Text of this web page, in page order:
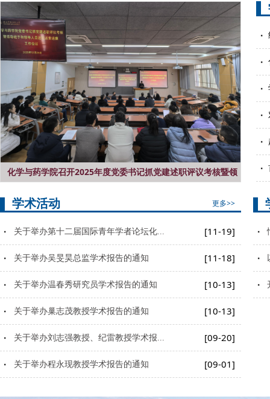
化学与药学院召开2025年度党委书记抓党建述职评议考核暨领
更多>>
学术活动
[11-19]
关于举办第十二届国际青年学者论坛化...
[11-18]
关于举办吴旻昊总监学术报告的通知
[10-13]
关于举办温春秀研究员学术报告的通知
[10-13]
关于举办巢志茂教授学术报告的通知
[09-20]
关于举办刘志强教授、纪雷教授学术报...
[09-01]
关于举办程永现教授学术报告的通知